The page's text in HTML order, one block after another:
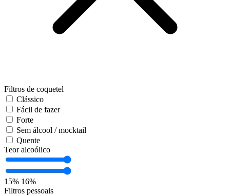
Filtros de coquetel
Clássico
Fácil de fazer
Forte
Sem álcool / mocktail
Quente
Teor alcoólico
15% 16%
Filtros pessoais